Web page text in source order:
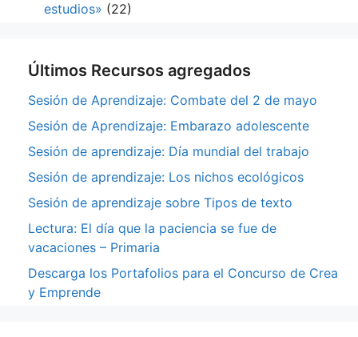
estudios» (22)
Últimos Recursos agregados
Sesión de Aprendizaje: Combate del 2 de mayo
Sesión de Aprendizaje: Embarazo adolescente
Sesión de aprendizaje: Día mundial del trabajo
Sesión de aprendizaje: Los nichos ecológicos
Sesión de aprendizaje sobre Tipos de texto
Lectura: El día que la paciencia se fue de
vacaciones – Primaria
Descarga los Portafolios para el Concurso de Crea
y Emprende